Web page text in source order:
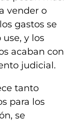
vender o
gastos se
y los
acaban con
judicial.
tanto
para los
se